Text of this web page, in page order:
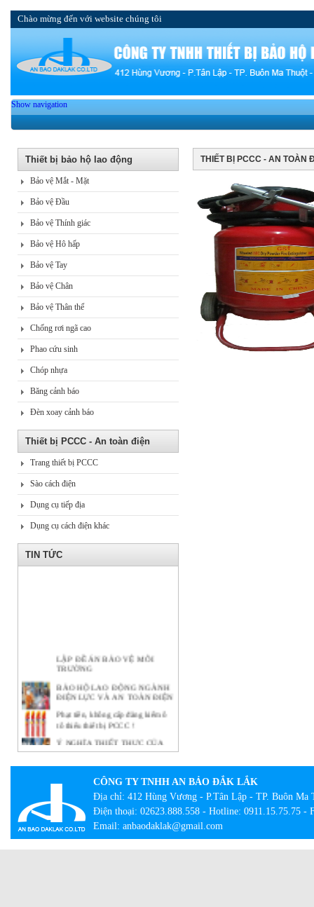
Chào mừng đến với website chúng tôi
Show navigation
Thiết bị bảo hộ lao động
Bảo vệ Mắt - Mặt
Bảo vệ Đầu
Bảo vệ Thính giác
Bảo vệ Hô hấp
Bảo vệ Tay
Bảo vệ Chân
Bảo vệ Thân thể
Chống rơi ngã cao
Phao cứu sinh
Chóp nhựa
Băng cảnh báo
Đèn xoay cảnh báo
Thiết bị PCCC - An toàn điện
Trang thiết bị PCCC
Sào cách điện
Dụng cụ tiếp địa
Dụng cụ cách điện khác
TIN TỨC
LẬP ĐỀ ÁN BẢO VỆ MÔI
TRƯỜNG
BẢO HỘ LAO ĐỘNG NGÀNH
ĐIỆN LỰC VÀ AN TOÀN ĐIỆN
Phạt tiền, không cấp đăng kiểm ô
tô thiếu thiết bị PCCC !
Ý NGHĨA THIẾT THỰC CỦA
CÔNG TÁC BẢO HỘ LAO
BẢO HỘ LAO ĐỘNG -
NHỮNG KHÁI NIỆM CƠ BẢN
CẦN BIẾT
Lạ lẫm với tour bắt buộc mặc đồ
bảo hộ lao động
THIẾT BỊ PCCC - AN TOÀN
CÔNG TY TNHH AN BẢO ĐẮK LẮK
Địa chỉ: 412 Hùng Vương - P.Tân Lập - TP. Buôn Ma
Điện thoại: 02623.888.558 - Hotline: 0911.15.75.75 -
Email: anbaodaklak@gmail.com